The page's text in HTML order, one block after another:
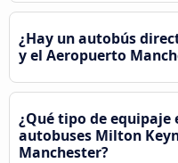
¿Hay un autobús
y el Aeropuerto
¿Qué tipo de
autobuses Milton
Manchester?